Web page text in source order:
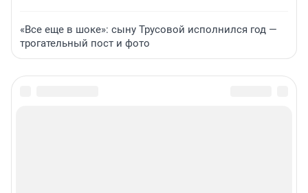
«Все еще в шоке»: сыну Трусовой исполнился год —
трогательный пост и фото